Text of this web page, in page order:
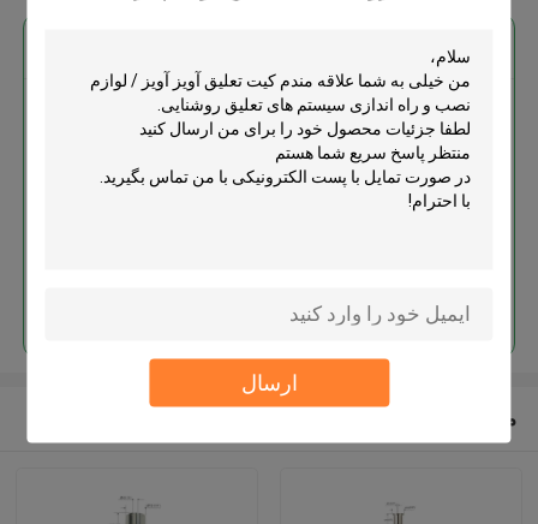
ارسال
کیت تعلیق آویز آویز / لوازم نصب و
راه اندازی سیستم های تعلیق
روشنایی
محصولات توصیه شده